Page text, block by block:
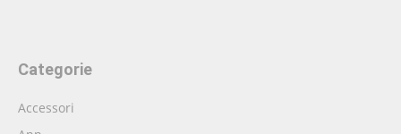
Categorie
Accessori